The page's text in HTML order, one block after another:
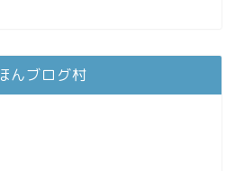
んブログ村